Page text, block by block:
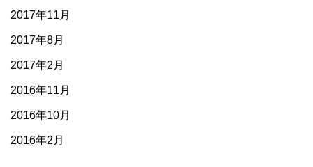
2017年11月
2017年8月
2017年2月
2016年11月
2016年10月
2016年2月